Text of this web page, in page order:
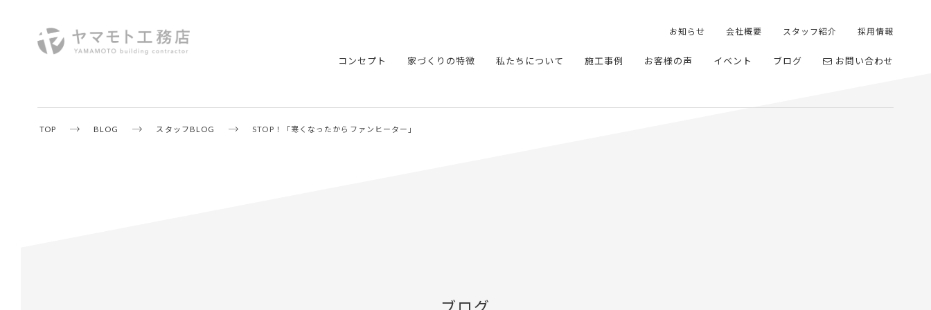
お知らせ 会社概要 スタッフ紹介 採用情報
コンセプト 家づくりの特徴 私たちについて 施工事例 お客様の声 イベント ブログ お問い合わせ
TOP BLOG スタッフBLOG STOP！「寒くなったからファンヒーター」